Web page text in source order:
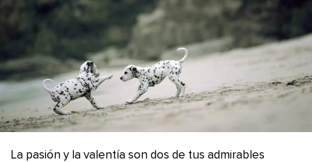
La pasión y la valentía son dos de tus admirables